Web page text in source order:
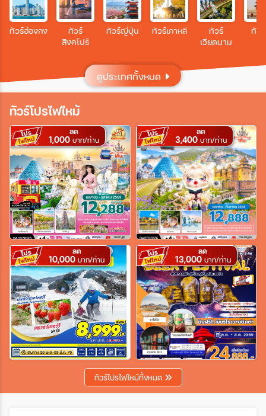
คำค้นหา
เมือง
สายการบิน
ตั้งแต่วันที่
ถึงวันที่
เฉพาะเดือน
เฉพาะเทศกาล
ทัวร์ฮ่องกง
ทัวร์
สิงคโปร์
ทัวร์ญี่ปุ่น ทัวร์เกาหลี
ทัวร์
เวียดนาม
ทัว
ดูประเทศทั้งหมด
ทัวร์โปรไฟไหม้
ลด
1,000 บาท/ท่าน
ลด
3,400 บาท/ท่าน
ลด
10,000 บาท/ท่าน
ลด
13,000 บาท/ท่าน
ทัวร์โปรไฟไหม้ทั้งหมด